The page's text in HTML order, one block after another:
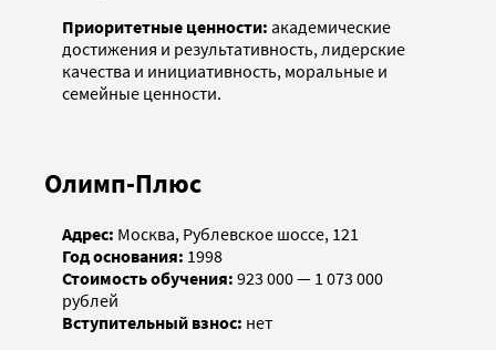
Приоритетные ценности: академические
достижения и результативность, лидерские
качества и инициативность, моральные и
семейные ценности.
Олимп-Плюс
Адрес: Москва, Рублевское шоссе, 121
Год основания: 1998
Стоимость обучения: 923 000 — 1 073 000
рублей
Вступительный взнос: нет